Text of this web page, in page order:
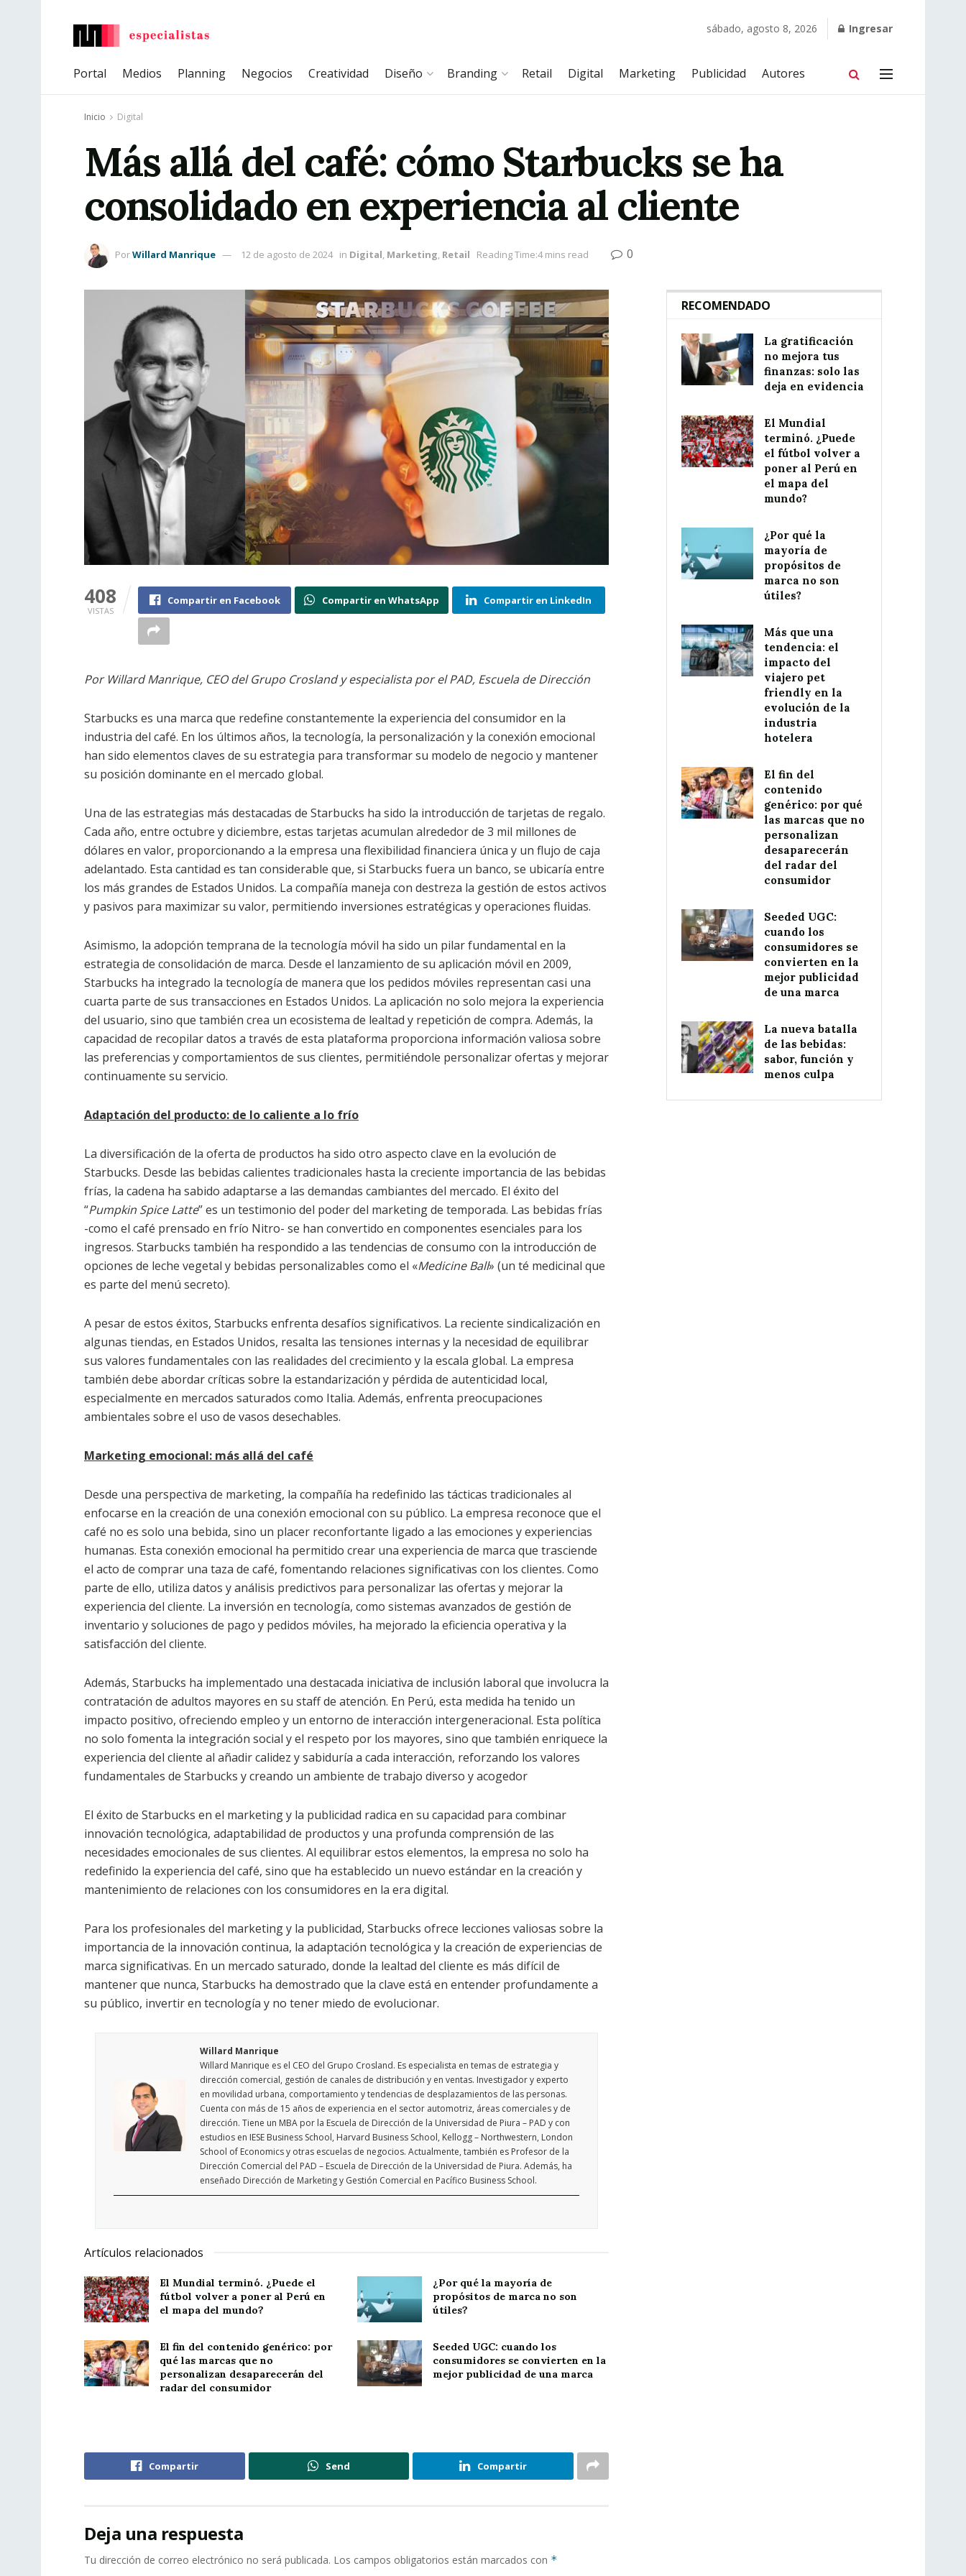
sábado, agosto 8, 2026 Ingresar
Portal Medios Planning Negocios Creatividad Diseño Branding Retail Digital Marketing Publicidad Autores
Inicio Digital
Más allá del café: cómo Starbucks se ha
consolidado en experiencia al cliente
PorWillard Manrique 12 de agosto de 2024 in Digital, Marketing, Retail Reading Time:4 mins read 0
408
VISTAS
Compartir en Facebook Compartir en WhatsApp Compartir en LinkedIn
Por Willard Manrique, CEO del Grupo Crosland y especialista por el PAD, Escuela de Dirección
Starbucks es una marca que redefine constantemente la experiencia del consumidor en la
industria del café. En los últimos años, la tecnología, la personalización y la conexión emocional
han sido elementos claves de su estrategia para transformar su modelo de negocio y mantener
su posición dominante en el mercado global.
Una de las estrategias más destacadas de Starbucks ha sido la introducción de tarjetas de regalo.
Cada año, entre octubre y diciembre, estas tarjetas acumulan alrededor de 3 mil millones de
dólares en valor, proporcionando a la empresa una flexibilidad financiera única y un flujo de caja
adelantado. Esta cantidad es tan considerable que, si Starbucks fuera un banco, se ubicaría entre
los más grandes de Estados Unidos. La compañía maneja con destreza la gestión de estos activos
y pasivos para maximizar su valor, permitiendo inversiones estratégicas y operaciones fluidas.
Asimismo, la adopción temprana de la tecnología móvil ha sido un pilar fundamental en la
estrategia de consolidación de marca. Desde el lanzamiento de su aplicación móvil en 2009,
Starbucks ha integrado la tecnología de manera que los pedidos móviles representan casi una
cuarta parte de sus transacciones en Estados Unidos. La aplicación no solo mejora la experiencia
del usuario, sino que también crea un ecosistema de lealtad y repetición de compra. Además, la
capacidad de recopilar datos a través de esta plataforma proporciona información valiosa sobre
las preferencias y comportamientos de sus clientes, permitiéndole personalizar ofertas y mejorar
continuamente su servicio.
Adaptación del producto: de lo caliente a lo frío
La diversificación de la oferta de productos ha sido otro aspecto clave en la evolución de
Starbucks. Desde las bebidas calientes tradicionales hasta la creciente importancia de las bebidas
frías, la cadena ha sabido adaptarse a las demandas cambiantes del mercado. El éxito del
“Pumpkin Spice Latte” es un testimonio del poder del marketing de temporada. Las bebidas frías
-como el café prensado en frío Nitro- se han convertido en componentes esenciales para los
ingresos. Starbucks también ha respondido a las tendencias de consumo con la introducción de
opciones de leche vegetal y bebidas personalizables como el «Medicine Ball» (un té medicinal que
es parte del menú secreto).
A pesar de estos éxitos, Starbucks enfrenta desafíos significativos. La reciente sindicalización en
algunas tiendas, en Estados Unidos, resalta las tensiones internas y la necesidad de equilibrar
sus valores fundamentales con las realidades del crecimiento y la escala global. La empresa
también debe abordar críticas sobre la estandarización y pérdida de autenticidad local,
especialmente en mercados saturados como Italia. Además, enfrenta preocupaciones
ambientales sobre el uso de vasos desechables.
Marketing emocional: más allá del café
Desde una perspectiva de marketing, la compañía ha redefinido las tácticas tradicionales al
enfocarse en la creación de una conexión emocional con su público. La empresa reconoce que el
café no es solo una bebida, sino un placer reconfortante ligado a las emociones y experiencias
humanas. Esta conexión emocional ha permitido crear una experiencia de marca que trasciende
el acto de comprar una taza de café, fomentando relaciones significativas con los clientes. Como
parte de ello, utiliza datos y análisis predictivos para personalizar las ofertas y mejorar la
experiencia del cliente. La inversión en tecnología, como sistemas avanzados de gestión de
inventario y soluciones de pago y pedidos móviles, ha mejorado la eficiencia operativa y la
satisfacción del cliente.
Además, Starbucks ha implementado una destacada iniciativa de inclusión laboral que involucra la
contratación de adultos mayores en su staff de atención. En Perú, esta medida ha tenido un
impacto positivo, ofreciendo empleo y un entorno de interacción intergeneracional. Esta política
no solo fomenta la integración social y el respeto por los mayores, sino que también enriquece la
experiencia del cliente al añadir calidez y sabiduría a cada interacción, reforzando los valores
fundamentales de Starbucks y creando un ambiente de trabajo diverso y acogedor
El éxito de Starbucks en el marketing y la publicidad radica en su capacidad para combinar
innovación tecnológica, adaptabilidad de productos y una profunda comprensión de las
necesidades emocionales de sus clientes. Al equilibrar estos elementos, la empresa no solo ha
redefinido la experiencia del café, sino que ha establecido un nuevo estándar en la creación y
mantenimiento de relaciones con los consumidores en la era digital.
Para los profesionales del marketing y la publicidad, Starbucks ofrece lecciones valiosas sobre la
importancia de la innovación continua, la adaptación tecnológica y la creación de experiencias de
marca significativas. En un mercado saturado, donde la lealtad del cliente es más difícil de
mantener que nunca, Starbucks ha demostrado que la clave está en entender profundamente a
su público, invertir en tecnología y no tener miedo de evolucionar.
Willard Manrique
Willard Manrique es el CEO del Grupo Crosland. Es especialista en temas de estrategia y
dirección comercial, gestión de canales de distribución y en ventas. Investigador y experto
en movilidad urbana, comportamiento y tendencias de desplazamientos de las personas.
Cuenta con más de 15 años de experiencia en el sector automotriz, áreas comerciales y de
dirección. Tiene un MBA por la Escuela de Dirección de la Universidad de Piura – PAD y con
estudios en IESE Business School, Harvard Business School, Kellogg – Northwestern, London
School of Economics y otras escuelas de negocios. Actualmente, también es Profesor de la
Dirección Comercial del PAD – Escuela de Dirección de la Universidad de Piura. Además, ha
enseñado Dirección de Marketing y Gestión Comercial en Pacífico Business School.
Artículos relacionados
El Mundial terminó. ¿Puede el
fútbol volver a poner al Perú en
el mapa del mundo?
¿Por qué la mayoría de
propósitos de marca no son
útiles?
El fin del contenido genérico: por
qué las marcas que no
personalizan desaparecerán del
radar del consumidor
Seeded UGC: cuando los
consumidores se convierten en la
mejor publicidad de una marca
Compartir Send Compartir
Deja una respuesta
Tu dirección de correo electrónico no será publicada. Los campos obligatorios están marcados con *
RECOMENDADO
La gratificación
no mejora tus
finanzas: solo las
deja en evidencia
El Mundial
terminó. ¿Puede
el fútbol volver a
poner al Perú en
el mapa del
mundo?
¿Por qué la
mayoría de
propósitos de
marca no son
útiles?
Más que una
tendencia: el
impacto del
viajero pet
friendly en la
evolución de la
industria
hotelera
El fin del
contenido
genérico: por qué
las marcas que no
personalizan
desaparecerán
del radar del
consumidor
Seeded UGC:
cuando los
consumidores se
convierten en la
mejor publicidad
de una marca
La nueva batalla
de las bebidas:
sabor, función y
menos culpa